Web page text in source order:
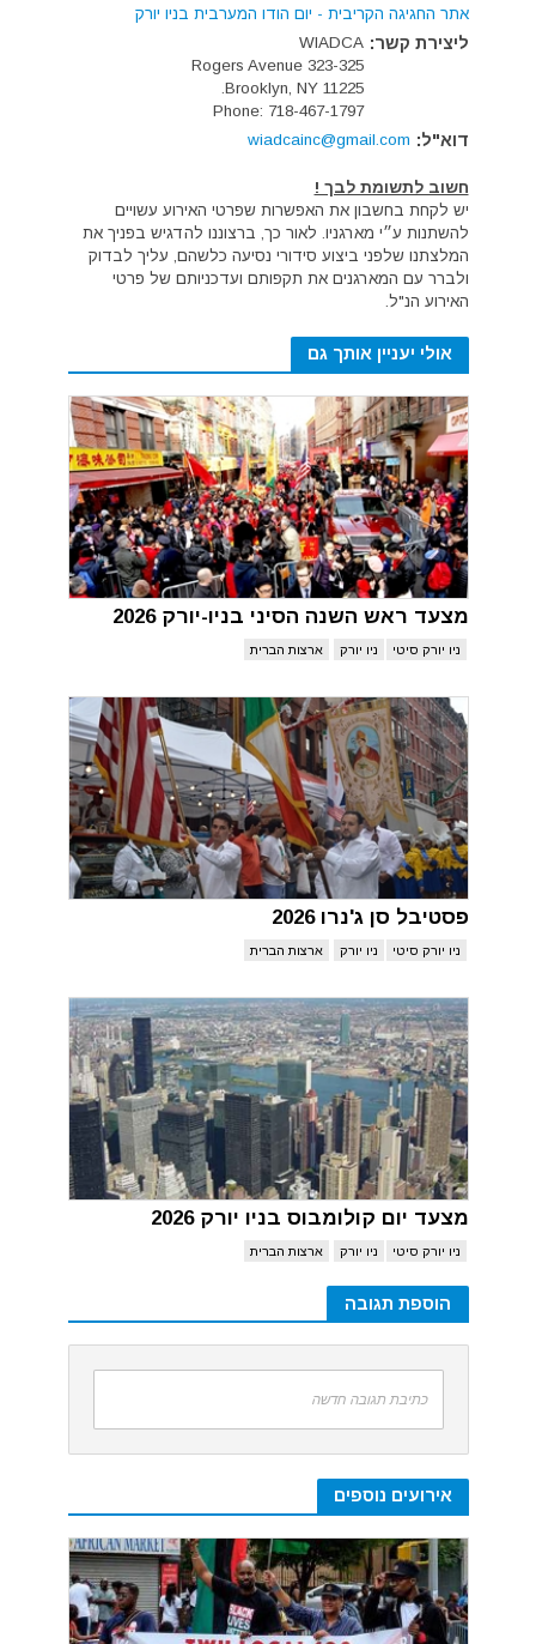
אתר החגיגה הקריבית - יום הודו המערבית בניו יורק
ליצירת קשר: WIADCA
323-325 Rogers Avenue
Brooklyn, NY 11225.
Phone: 718-467-1797
דוא"ל: wiadcainc@gmail.com
חשוב לתשומת לבך !
יש לקחת בחשבון את האפשרות שפרטי האירוע עשויים
להשתנות ע״י מארגניו. לאור כך, ברצוננו להדגיש בפניך את
המלצתנו שלפני ביצוע סידורי נסיעה כלשהם, עליך לבדוק
ולברר עם המארגנים את תקפותם ועדכניותם של פרטי
האירוע הנ"ל.
אולי יעניין אותך גם
מצעד ראש השנה הסיני בניו-יורק 2026
ניו יורק סיטי ניו יורק ארצות הברית
פסטיבל סן ג'נרו 2026
ניו יורק סיטי ניו יורק ארצות הברית
מצעד יום קולומבוס בניו יורק 2026
ניו יורק סיטי ניו יורק ארצות הברית
הוספת תגובה
כתיבת תגובה חדשה
אירועים נוספים